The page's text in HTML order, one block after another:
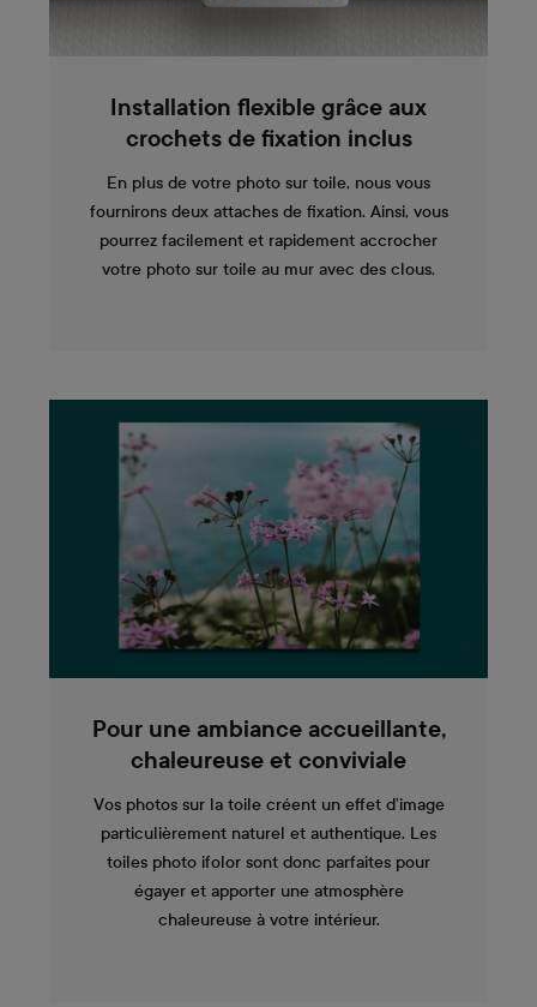
Installation flexible grâce aux
crochets de fixation inclus
En plus de votre photo sur toile, nous vous
fournirons deux attaches de fixation. Ainsi, vous
pourrez facilement et rapidement accrocher
votre photo sur toile au mur avec des clous.
Pour une ambiance accueillante,
chaleureuse et conviviale
Vos photos sur la toile créent un effet d’image
particulièrement naturel et authentique. Les
toiles photo ifolor sont donc parfaites pour
égayer et apporter une atmosphère
chaleureuse à votre intérieur.